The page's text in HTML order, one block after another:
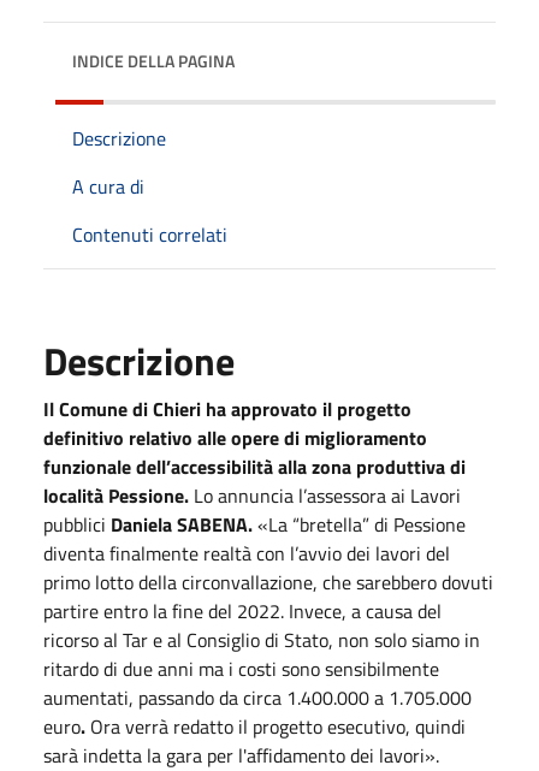
INDICE DELLA PAGINA
Descrizione
A cura di
Contenuti correlati
Descrizione
Il Comune di Chieri ha approvato il progetto
definitivo relativo alle opere di miglioramento
funzionale dell’accessibilità alla zona produttiva di
località Pessione. Lo annuncia l’assessora ai Lavori
pubblici Daniela SABENA.«La “bretella” di Pessione
diventa finalmente realtà con l’avvio dei lavori del
primo lotto della circonvallazione, che sarebbero dovuti
partire entro la fine del 2022. Invece, a causa del
ricorso al Tar e al Consiglio di Stato, non solo siamo in
ritardo di due anni ma i costi sono sensibilmente
aumentati, passando da circa 1.400.000 a 1.705.000
euro. Ora verrà redatto il progetto esecutivo, quindi
sarà indetta la gara per l'affidamento dei lavori».